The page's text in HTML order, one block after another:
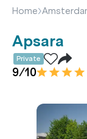
Home
Apsara
Private
9/10